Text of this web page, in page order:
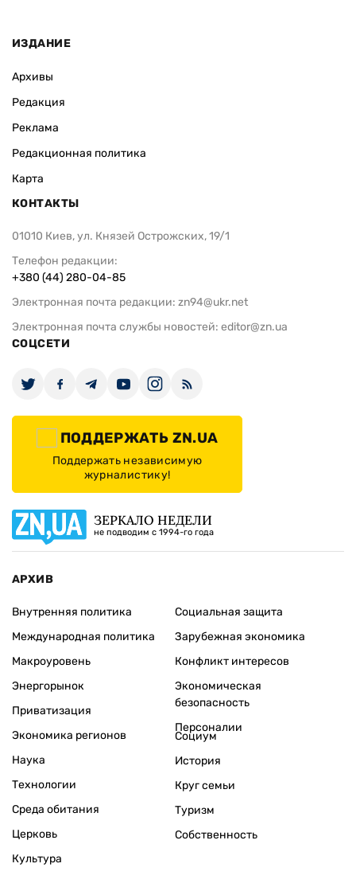
ИЗДАНИЕ
Архивы
Редакция
Реклама
Редакционная политика
Карта
КОНТАКТЫ
01010 Киев, ул. Князей Острожских, 19/1
Телефон редакции:
+380 (44) 280-04-85
Электронная почта редакции: zn94@ukr.net
Электронная почта службы новостей: editor@zn.ua
СОЦСЕТИ
ПОДДЕРЖАТЬ ZN.UA
Поддержать независимую
журналистику!
ЗЕРКАЛО НЕДЕЛИ
не подводим с 1994-го года
АРХИВ
Внутренняя политика
Международная политика
Макроуровень
Энергорынок
Приватизация
Экономика регионов
Социальная защита
Зарубежная экономика
Конфликт интересов
Экономическая
безопасность
Персоналии
Наука
Технологии
Среда обитания
Церковь
Культура
Социум
История
Круг семьи
Туризм
Собственность